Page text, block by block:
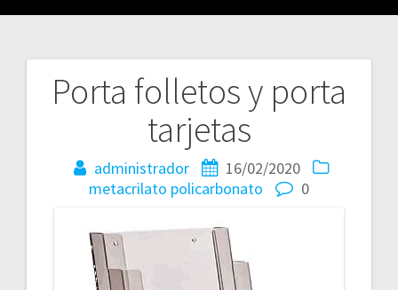
Porta folletos y porta
tarjetas
administrador
16/02/2020
metacrilato policarbonato 0
Navegación
entradas